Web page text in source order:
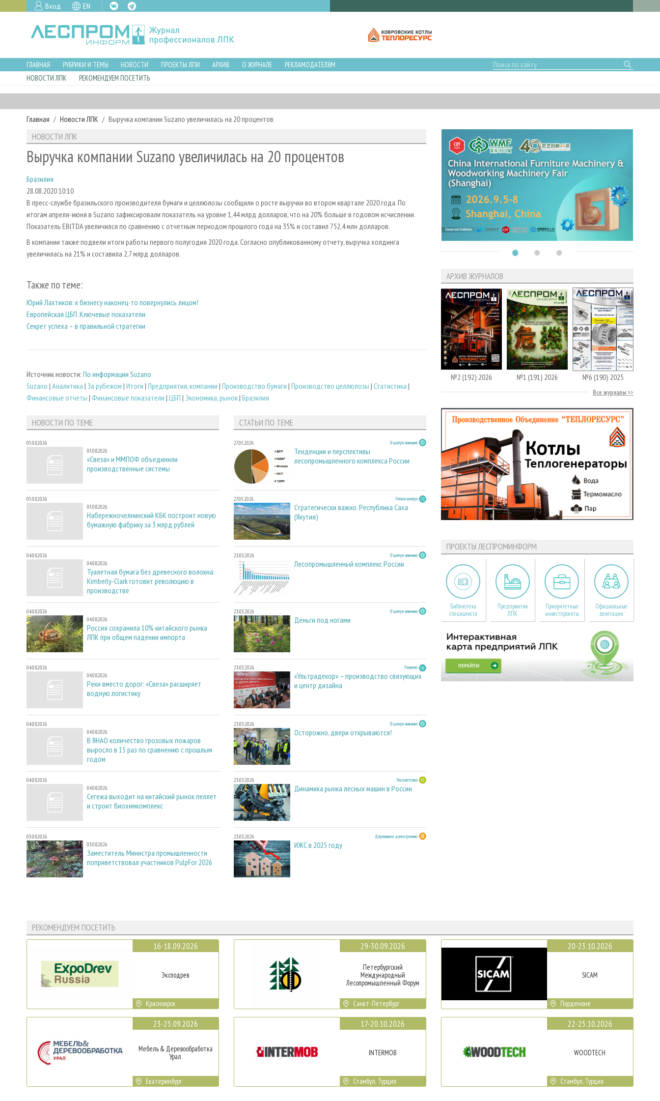
Вход EN
ГЛАВНАЯ РУБРИКИ И ТЕМЫ НОВОСТИ ПРОЕКТЫ ЛПИ АРХИВ О ЖУРНАЛЕ
РЕКЛАМОДАТЕЛЯМ
НОВОСТИ ЛПК
РЕКОМЕНДУЕМ ПОСЕТИТЬ
Главная Новости ЛПК Выручка компании Suzano увеличилась на 20 процентов
НОВОСТИ ЛПК
Выручка компании Suzano увеличилась на 20 процентов
Бразилия
28.08.2020 10:10
В пресс-службе бразильского производителя бумаги и целлюлозы сообщили о росте выручки во втором квартале 2020 года. По
итогам апреля-июня в Suzano зафиксировали показатель на уровне 1,44 млрд долларов, что на 20% больше в годовом исчислении.
Показатель EBITDA увеличился по сравнению с отчетным периодом прошлого года на 35% и составил 752,4 млн долларов.
В компании также подвели итоги работы первого полугодия 2020 года. Согласно опубликованному отчету, выручка холдинга
увеличилась на 21% и составила 2,7 млрд долларов.
Также по теме:
Юрий Лахтиков: к бизнесу наконец-то повернулись лицом!
Европейская ЦБП. Ключевые показатели
Секрет успеха – в правильной стратегии
Источник новости: По информации Suzano
Suzano | Аналитика | За рубежом | Итоги | Предприятия, компании | Производство бумаги | Производство целлюлозы | Статистика |
Финансовые отчеты | Финансовые показатели | ЦБП | Экономика, рынок| Бразилия
НОВОСТИ ПО ТЕМЕ
05.08.2026
05.08.2026
«Свеза» и ММПОФ объединили
производственные системы
05.08.2026
05.08.2026
Набережночелнинский КБК построит новую
бумажную фабрику за 3 млрд рублей
04.08.2026
04.08.2026
Туалетная бумага без древесного волокна:
Kimberly-Clark готовит революцию в
производстве
04.08.2026
04.08.2026
Россия сохранила 10% китайского рынка
ЛПК при общем падении импорта
04.08.2026
04.08.2026
Реки вместо дорог: «Свеза» расширяет
водную логистику
04.08.2026
04.08.2026
В ЯНАО количество грозовых пожаров
выросло в 15 раз по сравнению с прошлым
годом
04.08.2026
04.08.2026
Сегежа выходит на китайский рынок пеллет
и строит биохимкомплекс
03.08.2026
03.08.2026
Заместитель Министра промышленности
поприветствовал участников PulpFor 2026
СТАТЬИ ПО ТЕМЕ
27.05.2026 В центре внимания
Тенденции и перспективы
лесопромышленного комплекса России
27.05.2026 Регион номера
Стратегически важно. Республика Саха
(Якутия)
23.03.2026 В центре внимания
Лесопромышленный комплекс России
23.03.2026 В центре внимания
Деньги под ногами
23.03.2026 Развитие
«Ультрадекор» – производство связующих
и центр дизайна
23.03.2026 В центре внимания
Осторожно, двери открываются!
23.03.2026 Лесозаготовка
Динамика рынка лесных машин в России
23.03.2026 Деревянное домостроение
ИЖС в 2025 году
АРХИВ ЖУРНАЛОВ
№2 (192) 2026 №1 (191) 2026 №6 (190) 2025
Все журналы
ПРОЕКТЫ ЛЕСПРОМИНФОРМ
Библиотека
специалиста
Предприятия
ЛПК
Приоритетные
инвестпроекты
Официальные
делегации
РЕКОМЕНДУЕМ ПОСЕТИТЬ
16-18.09.2026
Эксподрев
Красноярск
23-25.09.2026
Мебель & Деревообработка
Урал
Екатеринбург
29-30.09.2026
Петербургский
Международный
Лесопромышленный Форум
Санкт-Петербург
17-20.10.2026
INTERMOB
Стамбул, Турция
20-23.10.2026
SICAM
Порденоне
22-25.10.2026
WOODTECH
Стамбул, Турция